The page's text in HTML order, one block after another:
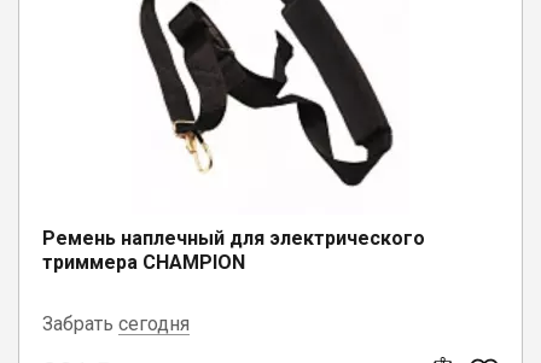
Ремень наплечный для электрического
триммера CHAMPION
Забрать сегодня